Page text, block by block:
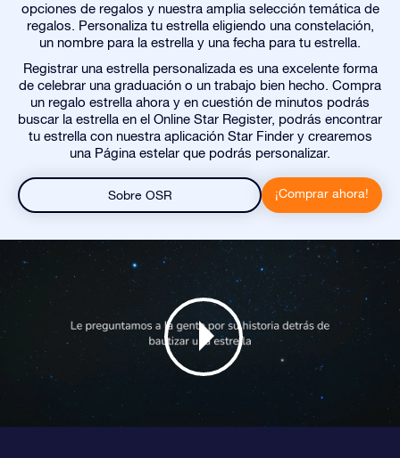
opciones de regalos y nuestra amplia selección temática de
regalos. Personaliza tu estrella eligiendo una constelación,
un nombre para la estrella y una fecha para tu estrella.
Registrar una estrella personalizada es una excelente forma
de celebrar una graduación o un trabajo bien hecho. Compra
un regalo estrella ahora y en cuestión de minutos podrás
buscar la estrella en el Online Star Register, podrás encontrar
tu estrella con nuestra aplicación Star Finder y crearemos
una Página estelar que podrás personalizar.
Sobre OSR ¡Comprar ahora!